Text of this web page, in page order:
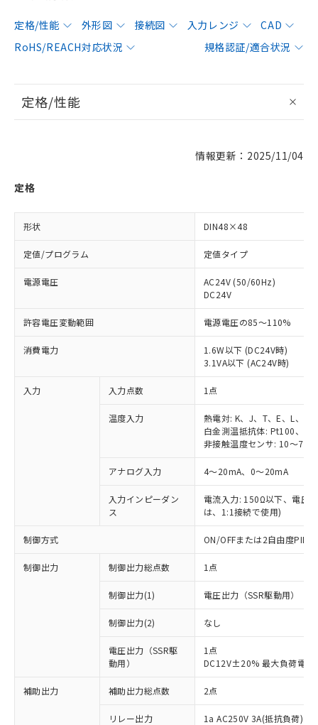
定格/性能 外形図 接続図 入力レンジ
CAD
RoHS/REACH対応状況
規格認証/適合状況
定格/性能
情報更新：2025/11/04
定格
形状 DIN48×48
定値/プログラム 定値タイプ
電源電圧
AC24V (50/60Hz)
DC24V
許容電圧変動範囲 電源電圧の85～110%
消費電力
1.6W以下 (DC24V時)
3.1VA以下 (AC24V時)
入力 入力点数 1点
温度入力
熱電対: K、J、T、E、L、U
白金測温抵抗体: Pt100、
非接触温度センサ: 10～
アナログ入力 4～20mA、0～20mA
入力インピーダン
ス
電流入力: 150Ω以下、電圧
は、1:1接続で使用)
制御方式 ON/OFFまたは2自由度PID
制御出力 制御出力総点数 1点
制御出力(1) 電圧出力（SSR駆動用）
制御出力(2) なし
電圧出力（SSR駆
動用）
1点
DC12V±20% 最大負荷電流
補助出力 補助出力総点数 2点
リレー出力 1a AC250V 3A(抵抗負荷)